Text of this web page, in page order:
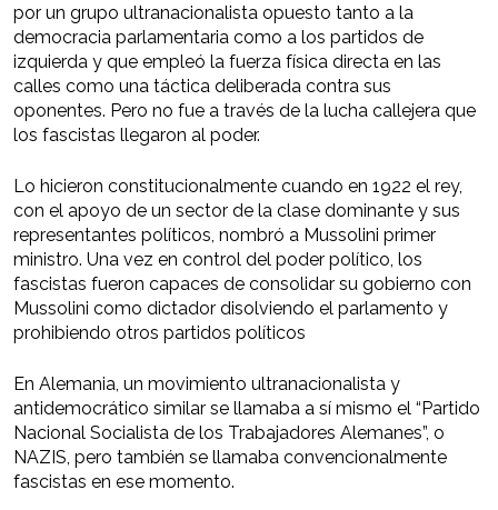
por un grupo ultranacionalista opuesto tanto a la
democracia parlamentaria como a los partidos de
izquierda y que empleó la fuerza física directa en las
calles como una táctica deliberada contra sus
oponentes. Pero no fue a través de la lucha callejera que
los fascistas llegaron al poder.
Lo hicieron constitucionalmente cuando en 1922 el rey,
con el apoyo de un sector de la clase dominante y sus
representantes políticos, nombró a Mussolini primer
ministro. Una vez en control del poder político, los
fascistas fueron capaces de consolidar su gobierno con
Mussolini como dictador disolviendo el parlamento y
prohibiendo otros partidos políticos
En Alemania, un movimiento ultranacionalista y
antidemocrático similar se llamaba a sí mismo el “Partido
Nacional Socialista de los Trabajadores Alemanes”, o
NAZIS, pero también se llamaba convencionalmente
fascistas en ese momento.